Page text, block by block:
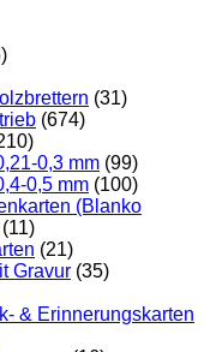
(31)
(674)
0,3 mm (99)
0,5 mm (100)
(Blanko
(11)
(21)
Gravur (35)
& Erinnerungskarten